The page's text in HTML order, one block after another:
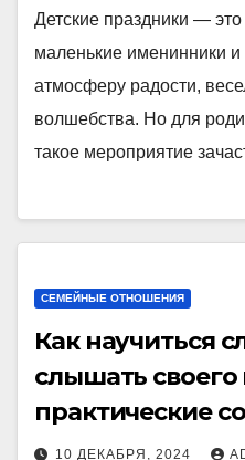
Детские праздники —
маленькие именинники и
атмосферу радости,
волшебства. Но для
такое мероприятие
СЕМЕЙНЫЕ ОТНОШЕНИЯ
Как научиться
слышать своего
практические
10 ДЕКАБРЯ, 2024